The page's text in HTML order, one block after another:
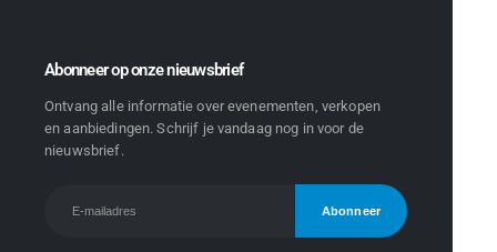
Abonneer op onze nieuwsbrief
Ontvang alle informatie over evenementen, verkopen
en aanbiedingen. Schrijf je vandaag nog in voor de
nieuwsbrief.